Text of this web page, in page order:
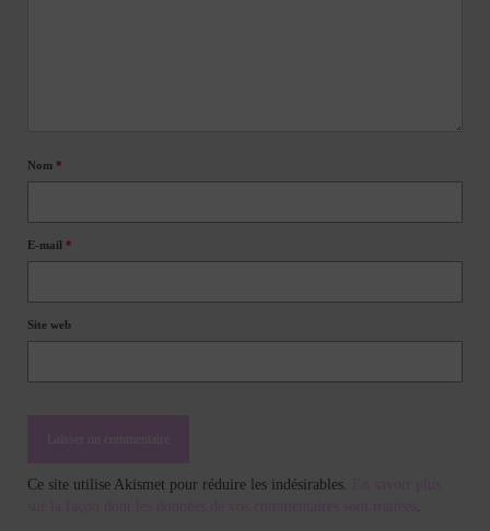
Nom *
E-mail *
Site web
Ce site utilise Akismet pour réduire les indésirables.